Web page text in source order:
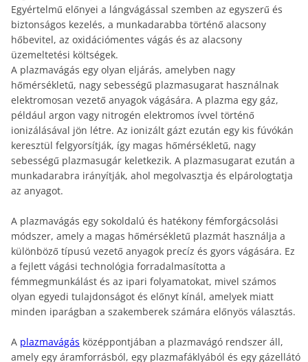
Egyértelmű előnyei a lángvágással szemben az egyszerű és
biztonságos kezelés, a munkadarabba történő alacsony
hőbevitel, az oxidációmentes vágás és az alacsony
üzemeltetési költségek.
A plazmavágás egy olyan eljárás, amelyben nagy
hőmérsékletű, nagy sebességű plazmasugarat használnak
elektromosan vezető anyagok vágására. A plazma egy gáz,
például argon vagy nitrogén elektromos ívvel történő
ionizálásával jön létre. Az ionizált gázt ezután egy kis fúvókán
keresztül felgyorsítják, így magas hőmérsékletű, nagy
sebességű plazmasugár keletkezik. A plazmasugarat ezután a
munkadarabra irányítják, ahol megolvasztja és elpárologtatja
az anyagot.
A plazmavágás egy sokoldalú és hatékony fémforgácsolási
módszer, amely a magas hőmérsékletű plazmát használja a
különböző típusú vezető anyagok precíz és gyors vágására. Ez
a fejlett vágási technológia forradalmasította a
fémmegmunkálást és az ipari folyamatokat, mivel számos
olyan egyedi tulajdonságot és előnyt kínál, amelyek miatt
minden iparágban a szakemberek számára előnyös választás.
A plazmavágás középpontjában a plazmavágó rendszer áll,
amely egy áramforrásból, egy plazmafáklyából és egy gázellátó